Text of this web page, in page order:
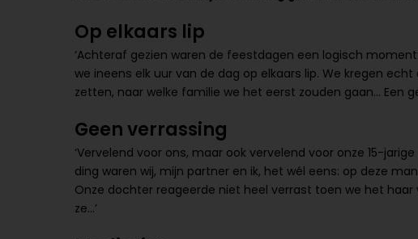
Op elkaars lip
‘Achteraf gezien waren de feestdagen een logisch
we ineens elk uur van de dag op elkaars lip. We kregen
zetten, naar welke familie we het eerst zouden gaan… Een
Geen verrassing
‘Vervelend voor ons, maar ook vervelend voor onze 15-
ding waren wij, mijn partner en ik, het wél eens: op deze
Onze dochter reageerde niet heel verrast toen we het haar
ze…’